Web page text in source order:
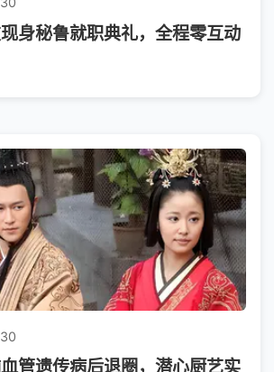
身秘鲁就职典礼，全程零互动
管遗传病后退圈，潜心厨艺实